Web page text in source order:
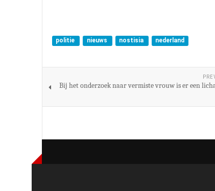
politie nieuws nostisia nederland
Bij het onderzoek naar vermiste vrouw is er een